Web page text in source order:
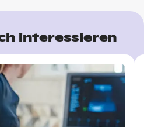
interessieren